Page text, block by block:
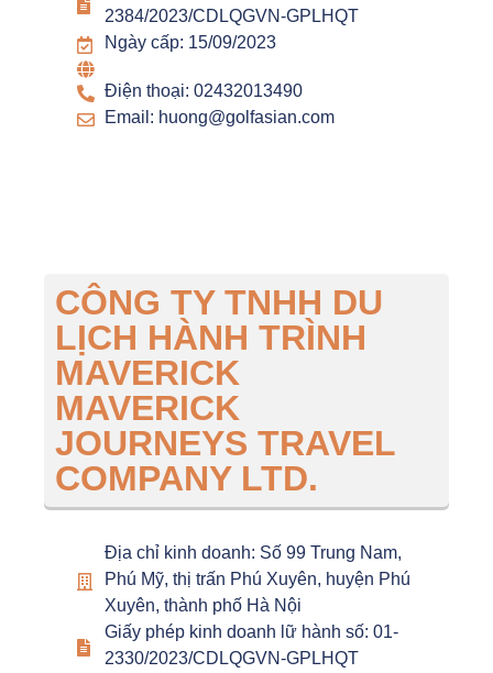
2384/2023/CDLQGVN-GPLHQT
Ngày cấp: 15/09/2023
Điện thoại: 02432013490
Email: huong@golfasian.com
CÔNG TY TNHH DU
LỊCH HÀNH TRÌNH
MAVERICK
MAVERICK
JOURNEYS TRAVEL
COMPANY LTD.
Địa chỉ kinh doanh: Số 99 Trung Nam,
Phú Mỹ, thị trấn Phú Xuyên, huyện Phú
Xuyên, thành phố Hà Nội
Giấy phép kinh doanh lữ hành số: 01-
2330/2023/CDLQGVN-GPLHQT